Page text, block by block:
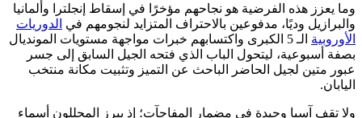
وما يعزز هذه الفرضية هو نجاحهم مؤخرًا في إسقاط إنجلترا وألمانيا
والبرازيل وديًا، مدفوعين بالاحتراف المتزايد لنجومهم في الدوريات
الأوروبية
الـ 5 الكبرى واكتسابهم خبرات مواجهة مستويات المونديال
بصفة أسبوعية، ليتحول الباب الذي فتحه الجيل السابق إلى جسر
عبور متين لجيل الحاضر الباحث عن التميز وتثبيت مكانة منتخب
اليابان.
ولا تقف آسيا وحيدة في مضمار المفاجآت؛ إذ يبرز المحللون أسماء